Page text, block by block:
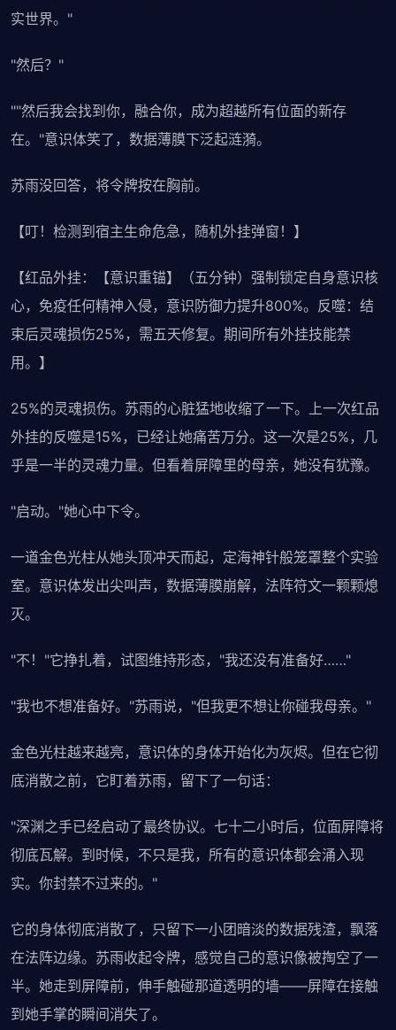
实世界。"
"然后？"
""然后我会找到你，融合你，成为超越所有位面的新存
在。"意识体笑了，数据薄膜下泛起涟漪。
苏雨没回答，将令牌按在胸前。
【叮！检测到宿主生命危急，随机外挂弹窗！】
【红品外挂：【意识重锚】（五分钟）强制锁定自身意识核
心，免疫任何精神入侵，意识防御力提升800%。反噬：结
束后灵魂损伤25%，需五天修复。期间所有外挂技能禁
用。】
25%的灵魂损伤。苏雨的心脏猛地收缩了一下。上一次红品
外挂的反噬是15%，已经让她痛苦万分。这一次是25%，几
乎是一半的灵魂力量。但看着屏障里的母亲，她没有犹豫。
"启动。"她心中下令。
一道金色光柱从她头顶冲天而起，定海神针般笼罩整个实验
室。意识体发出尖叫声，数据薄膜崩解，法阵符文一颗颗熄
灭。
"不！"它挣扎着，试图维持形态，"我还没有准备好……"
"我也不想准备好。"苏雨说，"但我更不想让你碰我母亲。"
金色光柱越来越亮，意识体的身体开始化为灰烬。但在它彻
底消散之前，它盯着苏雨，留下了一句话：
"深渊之手已经启动了最终协议。七十二小时后，位面屏障将
彻底瓦解。到时候，不只是我，所有的意识体都会涌入现
实。你封禁不过来的。"
它的身体彻底消散了，只留下一小团暗淡的数据残渣，飘落
在法阵边缘。苏雨收起令牌，感觉自己的意识像被掏空了一
半。她走到屏障前，伸手触碰那道透明的墙——屏障在接触
到她手掌的瞬间消失了。